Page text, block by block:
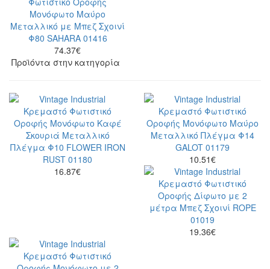
74.37€
Προϊόντα στην κατηγορία
16.87€
10.51€
19.36€